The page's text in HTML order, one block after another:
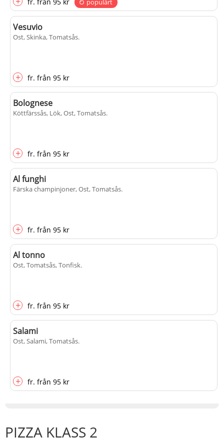
populärt
Vesuvio
Ost, Skinka, Tomatsås.
+ fr. från 95 kr
Bolognese
Köttfärssås, Lök, Ost, Tomatsås.
+ fr. från 95 kr
Al funghi
Färska champinjoner, Ost, Tomatsås.
+ fr. från 95 kr
Al tonno
Ost, Tomatsås, Tonfisk.
+ fr. från 95 kr
Salami
Ost, Salami, Tomatsås.
+ fr. från 95 kr
PIZZA KLASS 2